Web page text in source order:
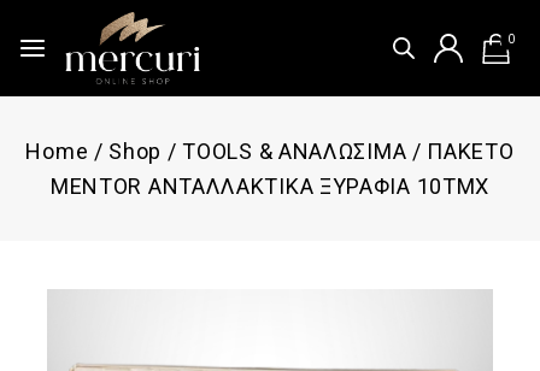
0
Home / Shop / TOOLS & ΑΝΑΛΩΣΙΜΑ / ΠΑΚΕΤΟ
MENTOR ΑΝΤΑΛΛΑΚΤΙΚΑ ΞΥΡΑΦΙΑ 10ΤΜΧ